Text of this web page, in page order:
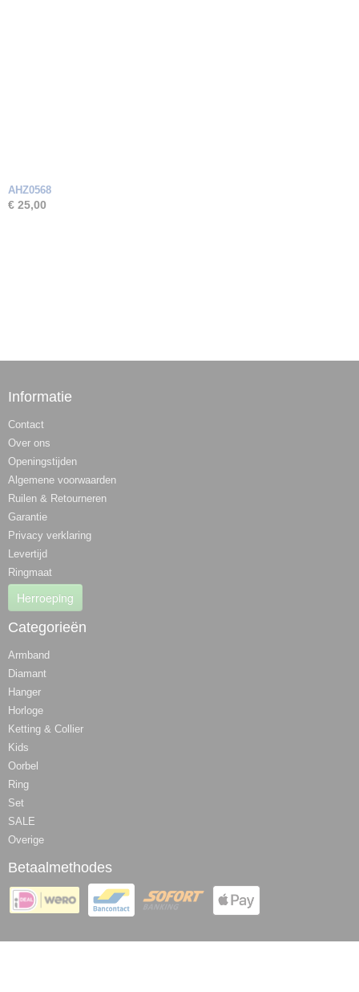
AHZ0568
€ 25,00
Informatie
Contact
Over ons
Openingstijden
Algemene voorwaarden
Ruilen & Retourneren
Garantie
Privacy verklaring
Levertijd
Ringmaat
Herroeping
Categorieën
Armband
Diamant
Hanger
Horloge
Ketting & Collier
Kids
Oorbel
Ring
Set
SALE
Overige
Betaalmethodes